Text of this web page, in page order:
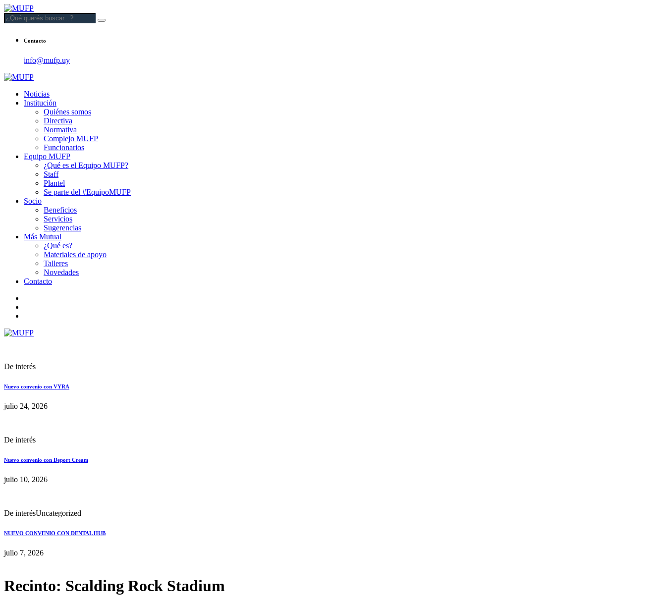
Contacto
info@mufp.uy
Noticias
Institución
Quiénes somos
Directiva
Normativa
Complejo MUFP
Funcionarios
Equipo MUFP
¿Qué es el Equipo MUFP?
Staff
Plantel
Se parte del #EquipoMUFP
Socio
Beneficios
Servicios
Sugerencias
Más Mutual
¿Qué es?
Materiales de apoyo
Talleres
Novedades
Contacto
De interés
Nuevo convenio con VYRA
julio 24, 2026
De interés
Nuevo convenio con Deport Cream
julio 10, 2026
De interésUncategorized
NUEVO CONVENIO CON DENTAL HUB
julio 7, 2026
Recinto: Scalding Rock Stadium